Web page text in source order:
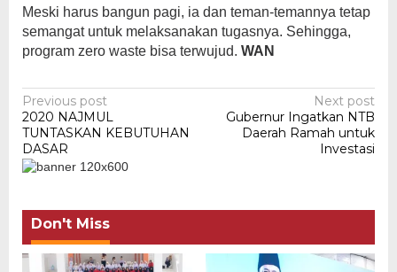
Meski harus bangun pagi, ia dan teman-temannya tetap
semangat untuk melaksanakan tugasnya. Sehingga,
program zero waste bisa terwujud. WAN
Post
navigation
Previous post
2020 NAJMUL
TUNTASKAN KEBUTUHAN
DASAR
Next post
Gubernur Ingatkan NTB
Daerah Ramah untuk
Investasi
Don't Miss